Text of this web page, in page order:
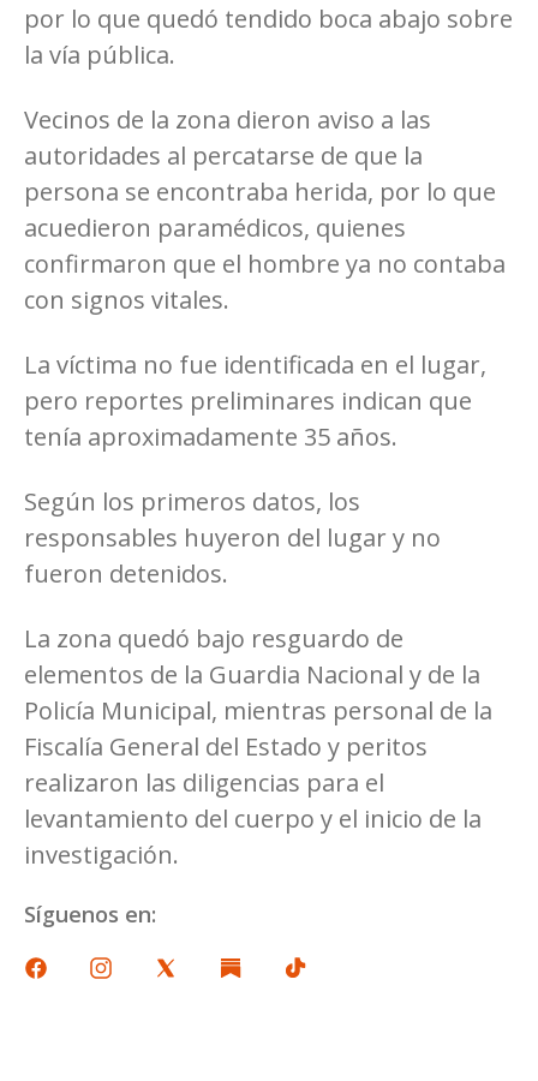
por lo que quedó tendido boca abajo sobre
la vía pública.
Vecinos de la zona dieron aviso a las
autoridades al percatarse de que la
persona se encontraba herida, por lo que
acuedieron paramédicos, quienes
confirmaron que el hombre ya no contaba
con signos vitales.
La víctima no fue identificada en el lugar,
pero reportes preliminares indican que
tenía aproximadamente 35 años.
Según los primeros datos, los
responsables huyeron del lugar y no
fueron detenidos.
La zona quedó bajo resguardo de
elementos de la Guardia Nacional y de la
Policía Municipal, mientras personal de la
Fiscalía General del Estado y peritos
realizaron las diligencias para el
levantamiento del cuerpo y el inicio de la
investigación.
Síguenos en: